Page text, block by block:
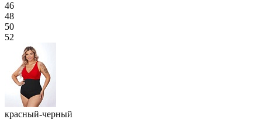
46
48
50
52
красный-черный